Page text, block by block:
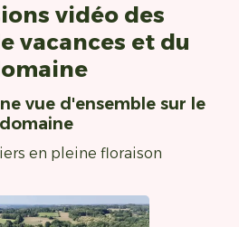
vidéo des
vacances et du
vue d'ensemble sur le
domaine
en pleine floraison